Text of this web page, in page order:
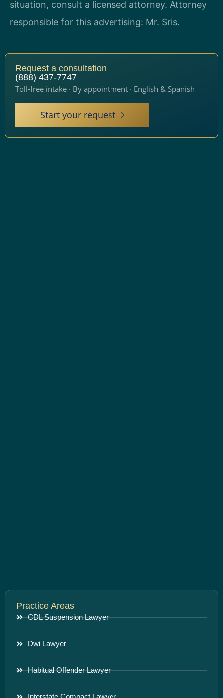
situation, consult a licensed attorney. Attorney
responsible for this advertising: Mr. Sris.
Request a consultation
(888) 437-7747
Toll-free intake · By appointment · English & Spanish
Start your request
Practice Areas
CDL Suspension Lawyer
Dwi Lawyer
Habitual Offender Lawyer
Interstate Compact Lawyer